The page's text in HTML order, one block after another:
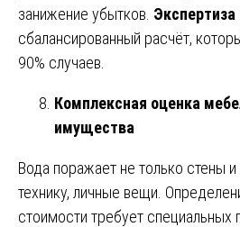
занижение убытков. Экспертиза
сбалансированный расчёт,
90% случаев.
Комплексная оценка
имущества
Вода поражает не только стены
технику, личные вещи.
стоимости требует специальных